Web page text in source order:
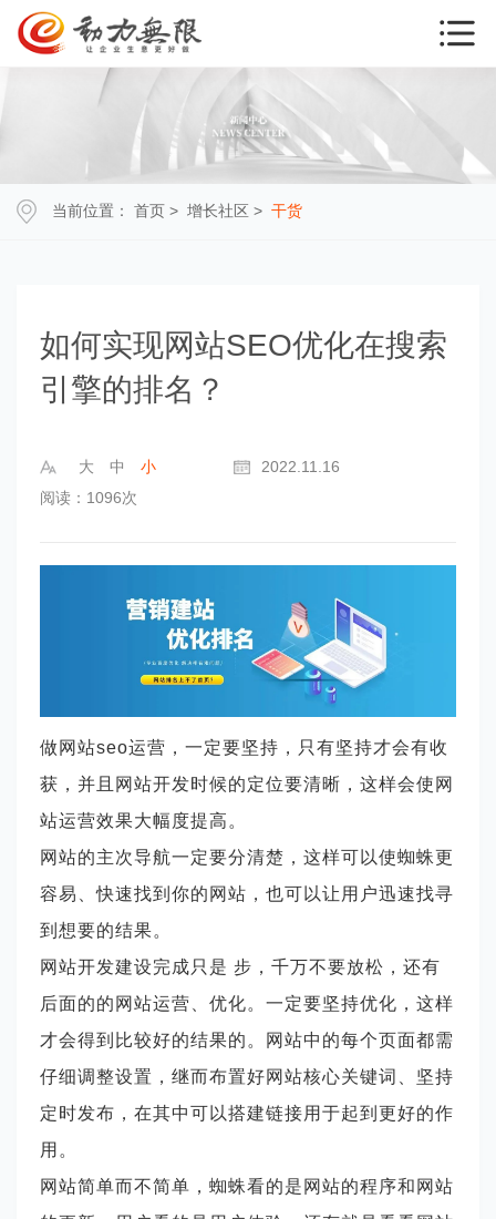
当前位置： 首页 > 增长社区 > 干货
如何实现网站SEO优化在搜索
引擎的排名？
大 中 小
2022.11.16
阅读：1096次
做网站seo运营，一定要坚持，只有坚持才会有收
获，并且网站开发时候的定位要清晰，这样会使网
站运营效果大幅度提高。
网站的主次导航一定要分清楚，这样可以使蜘蛛更
容易、快速找到你的网站，也可以让用户迅速找寻
到想要的结果。
网站开发建设完成只是 步，千万不要放松，还有
后面的的网站运营、优化。一定要坚持优化，这样
才会得到比较好的结果的。网站中的每个页面都需
仔细调整设置，继而布置好网站核心关键词、坚持
定时发布，在其中可以搭建链接用于起到更好的作
用。
网站简单而不简单，蜘蛛看的是网站的程序和网站